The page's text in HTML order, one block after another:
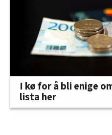
I kø for å bli enige
lista her